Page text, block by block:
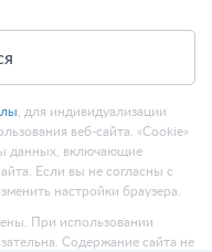
, для индивидуализации
веб-сайта. «Cookie»
данных, включающие
Если вы не согласны с
настройки браузера.
При использовании
Содержание сайта не